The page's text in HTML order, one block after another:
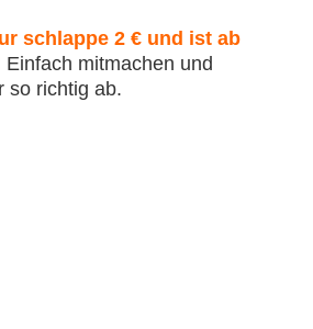
schlappe 2 € und ist ab
Einfach mitmachen und
so richtig ab.